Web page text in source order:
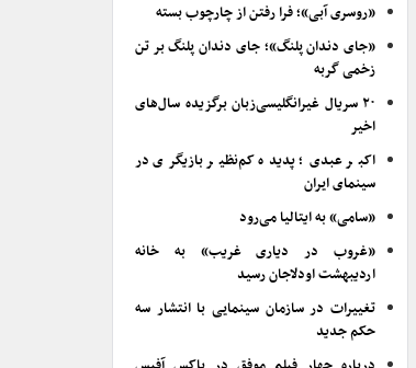
«روسری آبی»؛ فرا رفتن از چارچوب بسته
«جای دندان پلنگ»؛ جای دندان پلنگ بر تن
زخمی گربه
۲۰ سریال غیرانگلیسی‌زبان برگزیده سال‌های
اخیر
اکبر عبدی؛ پدیده کم‌نظیر بازیگری در
سینمای ایران
«سامی» به ایتالیا می‌رود
«غروب در دیاری غریب» به خانه
اردیبهشت اودلاجان رسید
تغییرات در سازمان سینمایی با انتشار سه
حکم جدید